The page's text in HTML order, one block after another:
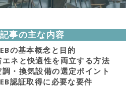
事の主な内容
の基本概念と目的
エネと快適性を両立する方法
調・換気設備の選定ポイント
認証取得に必要な要件